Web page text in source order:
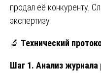
продал её конкуренту.
экспертизу.
🔬 Технический
Шаг 1. Анализ журнала